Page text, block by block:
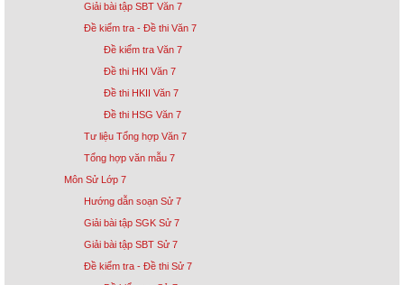
Giải bài tập SBT Văn 7
Đề kiểm tra - Đề thi Văn 7
Đề kiểm tra Văn 7
Đề thi HKI Văn 7
Đề thi HKII Văn 7
Đề thi HSG Văn 7
Tư liệu Tổng hợp Văn 7
Tổng hợp văn mẫu 7
Môn Sử Lớp 7
Hướng dẫn soạn Sử 7
Giải bài tập SGK Sử 7
Giải bài tập SBT Sử 7
Đề kiểm tra - Đề thi Sử 7